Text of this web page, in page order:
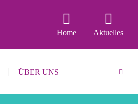
Home Aktuelles
ÜBER UNS